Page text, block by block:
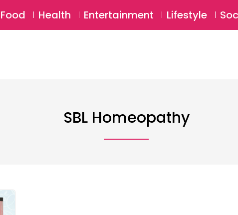
Food Health Entertainment Lifestyle
SBL Homeopathy